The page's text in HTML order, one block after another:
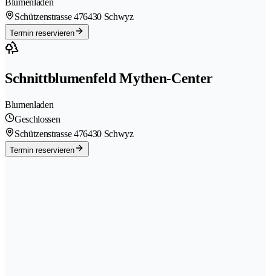
Blumenladen
Schützenstrasse 476430 Schwyz
Termin reservieren
Schnittblumenfeld Mythen-Center
Blumenladen
Geschlossen
Schützenstrasse 476430 Schwyz
Termin reservieren